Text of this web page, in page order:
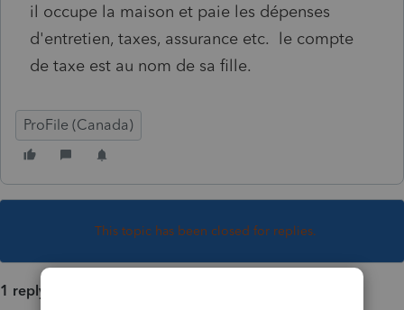
il occupe la maison et paie les dépenses
d'entretien, taxes, assurance etc. le compte
de taxe est au nom de sa fille.
ProFile (Canada)
This topic has been closed for replies.
1 reply